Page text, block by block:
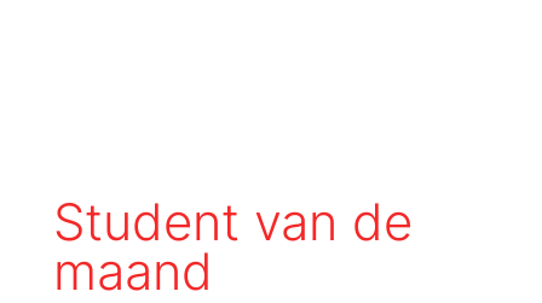
Student van de
maand